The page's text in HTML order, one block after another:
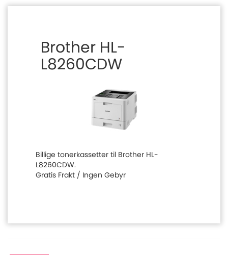
Brother HL-
L8260CDW
Billige tonerkassetter til Brother HL-
L8260CDW.
Gratis Frakt / Ingen Gebyr